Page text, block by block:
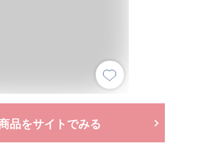
品をサイトでみる